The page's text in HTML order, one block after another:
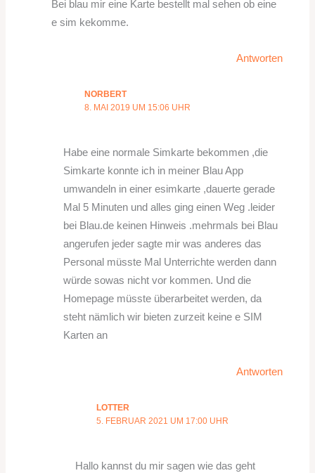
Bei blau mir eine Karte bestellt mal sehen ob eine
e sim kekomme.
Antworten
NORBERT
8. MAI 2019 UM 15:06 UHR
Habe eine normale Simkarte bekommen ,die
Simkarte konnte ich in meiner Blau App
umwandeln in einer esimkarte ,dauerte gerade
Mal 5 Minuten und alles ging einen Weg .leider
bei Blau.de keinen Hinweis .mehrmals bei Blau
angerufen jeder sagte mir was anderes das
Personal müsste Mal Unterrichte werden dann
würde sowas nicht vor kommen. Und die
Homepage müsste überarbeitet werden, da
steht nämlich wir bieten zurzeit keine e SIM
Karten an
Antworten
LOTTER
5. FEBRUAR 2021 UM 17:00 UHR
Hallo kannst du mir sagen wie das geht